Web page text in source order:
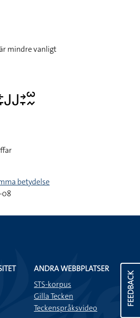
mindre vanligt
betydelse
08
FEEDBACK
ANDRA WEBBPLATSER
STS-korpus
Gilla Tecken
Teckenspråksvideo